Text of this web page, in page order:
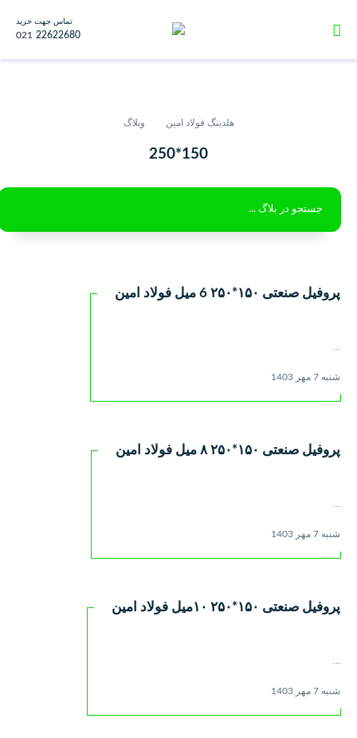
تماس جهت خرید
021 22622680
هلدینگ فولاد امین وبلاگ
150*250
پروفیل صنعتی ۱۵۰*۲۵۰ 6 ميل فولاد امین
شنبه 7 مهر 1403
پروفیل صنعتی ۱۵۰*۲۵۰ ٨ ميل فولاد امین
شنبه 7 مهر 1403
پروفیل صنعتی ۱۵۰*۲۵۰ ۱۰میل فولاد امین
شنبه 7 مهر 1403